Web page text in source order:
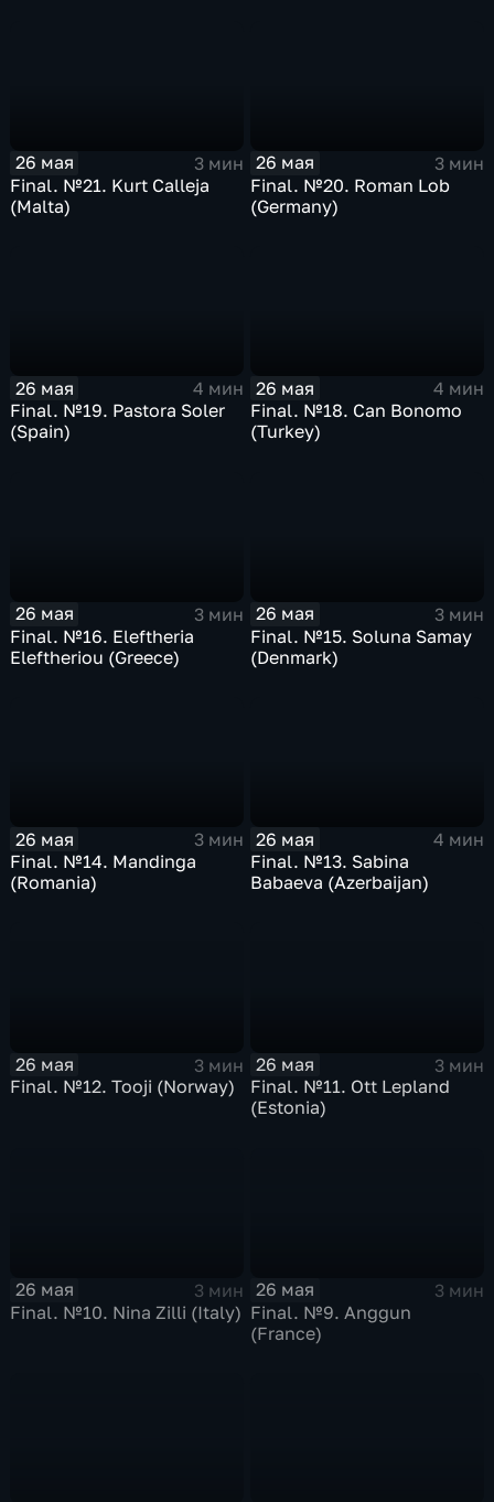
26 мая
3 мин
Final. №21. Kurt Calleja
(Malta)
26 мая
3 мин
Final. №20. Roman Lob
(Germany)
26 мая
4 мин
Final. №19. Pastora Soler
(Spain)
26 мая
4 мин
Final. №18. Can Bonomo
(Turkey)
26 мая
3 мин
Final. №16. Eleftheria
Eleftheriou (Greece)
26 мая
3 мин
Final. №15. Soluna Samay
(Denmark)
26 мая
3 мин
Final. №14. Mandinga
(Romania)
26 мая
4 мин
Final. №13. Sabina
Babaeva (Azerbaijan)
26 мая
3 мин
Final. №12. Tooji (Norway)
26 мая
3 мин
Final. №11. Ott Lepland
(Estoniа)
26 мая
3 мин
Final. №10. Nina Zilli (Italy)
26 мая
3 мин
Final. №9. Anggun
(France)